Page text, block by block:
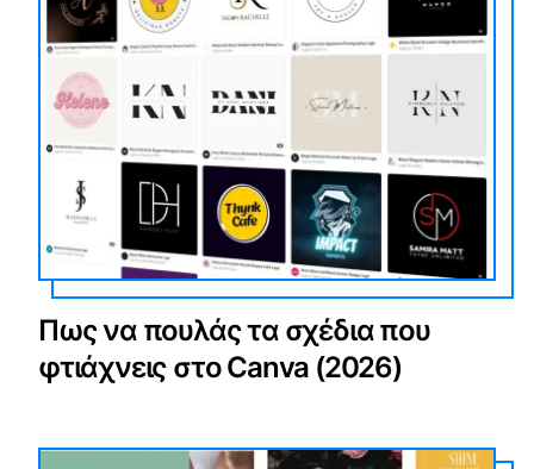
Πως να πουλάς τα σχέδια που
φτιάχνεις στο Canva (2026)